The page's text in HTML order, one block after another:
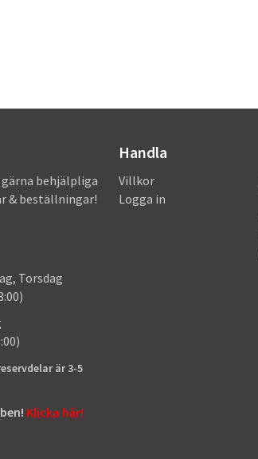
gärna behjälpliga
& beställningar!
Torsdag
Torsdag
är 3-5
Klicka här!
Handla
Villkor
Logga in